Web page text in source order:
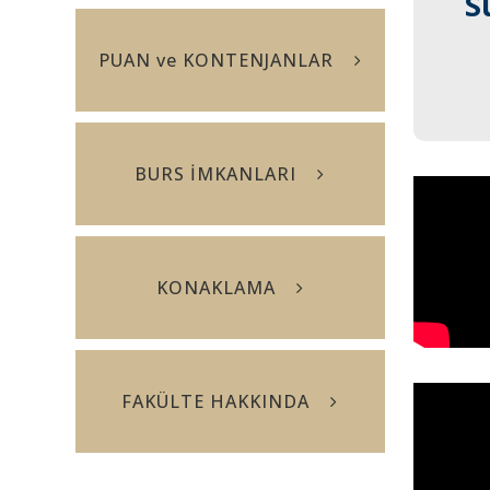
PUAN ve KONTENJANLAR
BURS İMKANLARI
KONAKLAMA
FAKÜLTE HAKKINDA